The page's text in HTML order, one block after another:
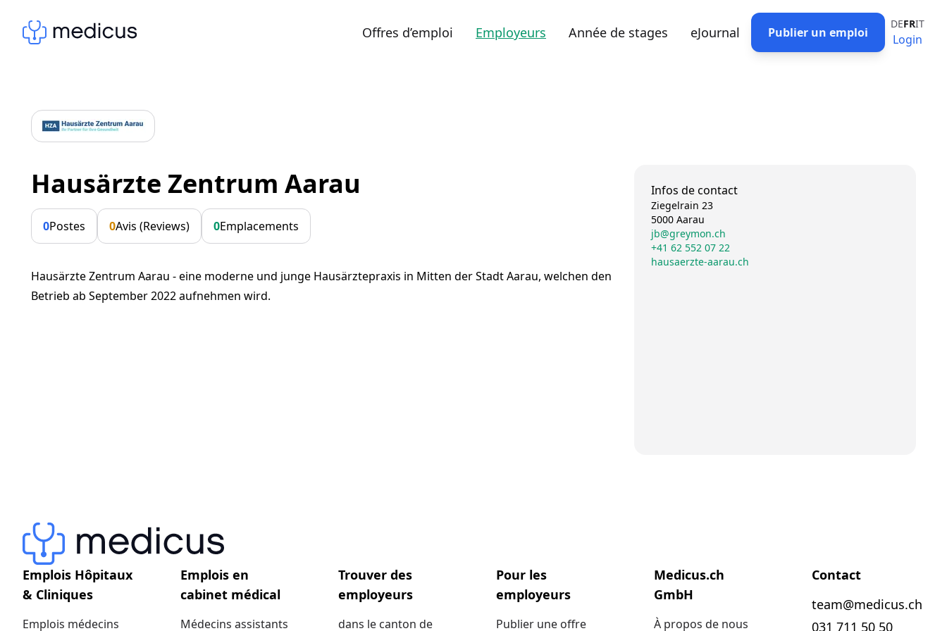
Offres d’emploi Employeurs Année de stages eJournal Publier un emploi
DEFRIT
Login
Hausärzte Zentrum Aarau
0Postes 0Avis (Reviews) 0Emplacements
Hausärzte Zentrum Aarau - eine moderne und junge Hausärztepraxis in Mitten der Stadt Aarau, welchen den
Betrieb ab September 2022 aufnehmen wird.
Infos de contact
Ziegelrain 23
5000 Aarau
jb@greymon.ch
+41 62 552 07 22
hausaerzte-aarau.ch
Emplois Hôpitaux
& Cliniques
Emplois médecins
Emplois en
cabinet médical
Médecins assistants
Trouver des
employeurs
dans le canton de
Pour les
employeurs
Publier une offre
Medicus.ch
GmbH
À propos de nous
Contact
team@medicus.ch
031 711 50 50